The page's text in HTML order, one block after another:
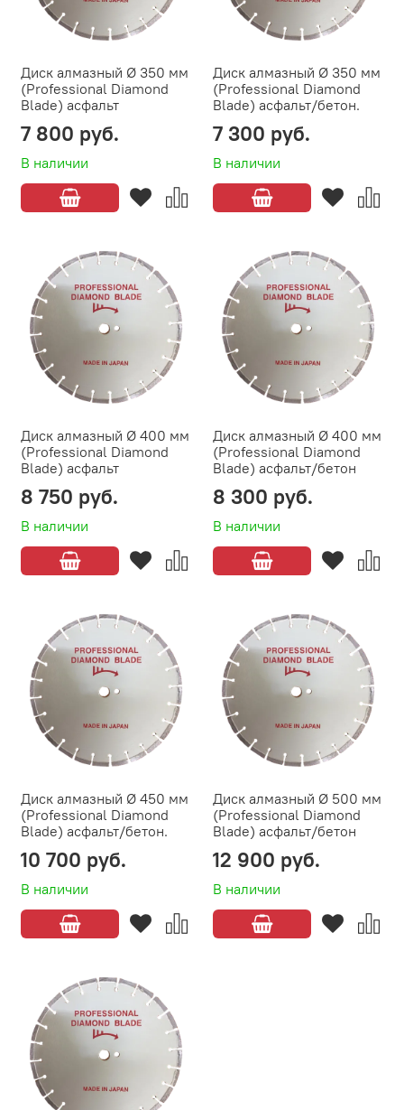
Диск алмазный Ø 350 мм
(Professional Diamond
Blade) асфальт
В наличии
7 800 руб.
Диск алмазный Ø 350 мм
(Professional Diamond
Blade) асфальт/бетон.
В наличии
7 300 руб.
Диск алмазный Ø 400 мм
(Professional Diamond
Blade) асфальт
В наличии
8 750 руб.
Диск алмазный Ø 400 мм
(Professional Diamond
Blade) асфальт/бетон
В наличии
8 300 руб.
Диск алмазный Ø 450 мм
(Professional Diamond
Blade) асфальт/бетон.
В наличии
10 700 руб.
Диск алмазный Ø 500 мм
(Professional Diamond
Blade) асфальт/бетон
В наличии
12 900 руб.